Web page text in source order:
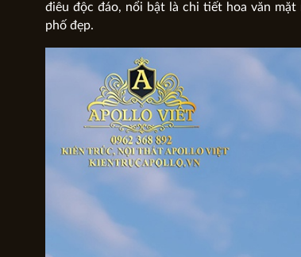
điêu độc đáo, nổi bật là chi tiết hoa văn
phố đẹp.